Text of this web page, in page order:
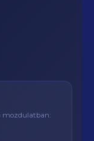
mozdulatban: